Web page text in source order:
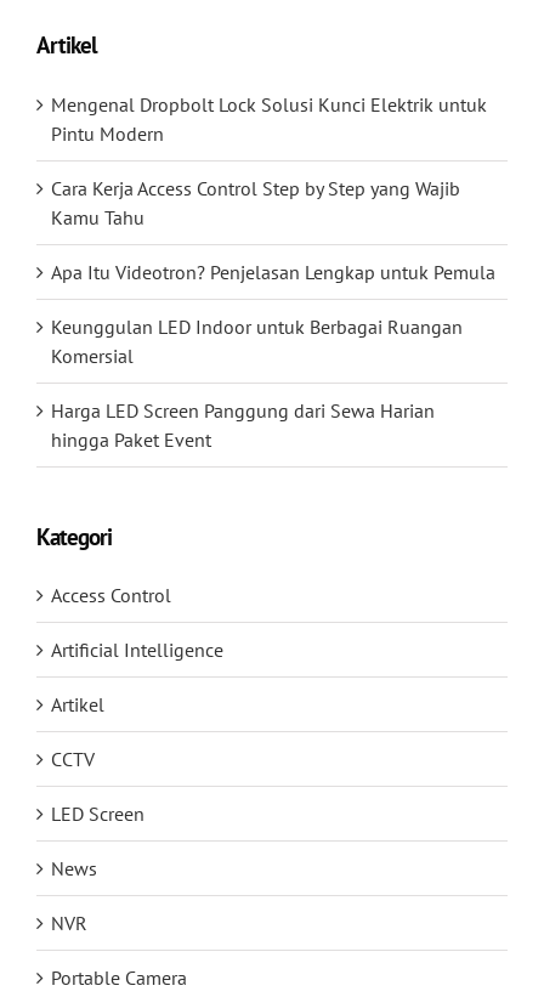
Artikel
Mengenal Dropbolt Lock Solusi Kunci Elektrik untuk
Pintu Modern
Cara Kerja Access Control Step by Step yang Wajib
Kamu Tahu
Apa Itu Videotron? Penjelasan Lengkap untuk Pemula
Keunggulan LED Indoor untuk Berbagai Ruangan
Komersial
Harga LED Screen Panggung dari Sewa Harian
hingga Paket Event
Kategori
Access Control
Artificial Intelligence
Artikel
CCTV
LED Screen
News
NVR
Portable Camera